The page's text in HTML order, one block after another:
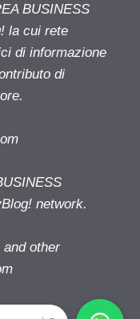
BUSINESS
la cui rete
di informazione
di
network.
other